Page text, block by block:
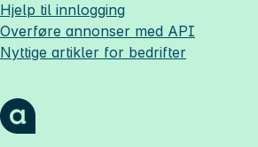
Hjelp til innlogging
Overføre annonser med API
Nyttige artikler for bedrifter